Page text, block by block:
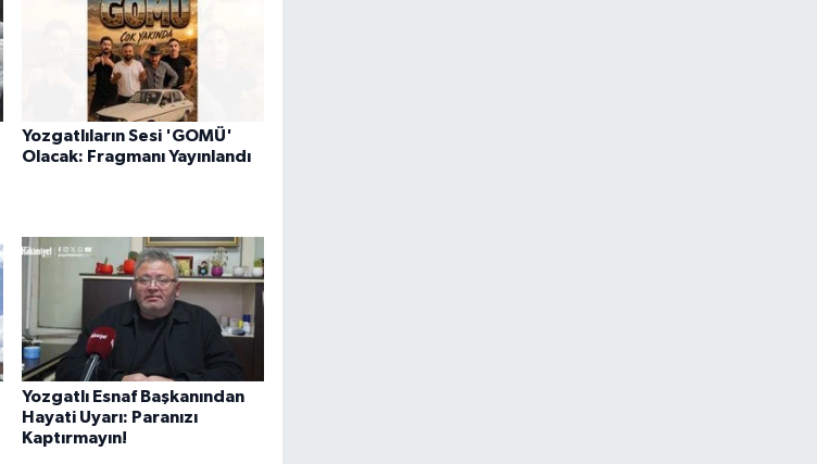
Yozgatlıların Sesi 'GOMÜ'
Olacak: Fragmanı Yayınlandı
Yozgatlı Esnaf Başkanından
Hayati Uyarı: Paranızı
Kaptırmayın!